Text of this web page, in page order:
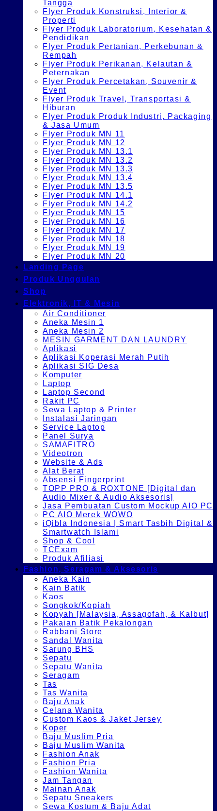
Tangga
Flyer Produk Konstruksi, Interior &
Properti
Flyer Produk Laboratorium, Kesehatan &
Pendidikan
Flyer Produk Pertanian, Perkebunan &
Rempah
Flyer Produk Perikanan, Kelautan &
Peternakan
Flyer Produk Percetakan, Souvenir &
Event
Flyer Produk Travel, Transportasi &
Hiburan
Flyer Produk Produk Industri, Packaging
& Jasa Umum
Flyer Produk MN 11
Flyer Produk MN 12
Flyer Produk MN 13.1
Flyer Produk MN 13.2
Flyer Produk MN 13.3
Flyer Produk MN 13.4
Flyer Produk MN 13.5
Flyer Produk MN 14.1
Flyer Produk MN 14.2
Flyer Produk MN 15
Flyer Produk MN 16
Flyer Produk MN 17
Flyer Produk MN 18
Flyer Produk MN 19
Flyer Produk MN 20
Landing Page
Produk Unggulan
Shop
Elektronik, IT & Mesin
Air Conditioner
Aneka Mesin 1
Aneka Mesin 2
MESIN GARMENT DAN LAUNDRY
Aplikasi
Aplikasi Koperasi Merah Putih
Aplikasi SIG Desa
Komputer
Laptop
Laptop Second
Rakit PC
Sewa Laptop & Printer
Instalasi Jaringan
Service Laptop
Panel Surya
SAMAFITRO
Videotron
Website & Ads
Alat Berat
Absensi Fingerprint
TOPP PRO & ROXTONE [Digital dan
Audio Mixer & Audio Aksesoris]
Jasa Pembuatan Custom Mockup AIO PC
PC AIO Merek WOWO
iQibla Indonesia | Smart Tasbih Digital &
Smartwatch Islami
Shop & Cool
TCExam
Produk Afiliasi
Fashion, Seragam & Aksesoris
Aneka Kain
Kain Batik
Kaos
Songkok/Kopiah
Kopyah [Malaysia, Assagofah, & Kalbut]
Pakaian Batik Pekalongan
Rabbani Store
Sandal Wanita
Sarung BHS
Sepatu
Sepatu Wanita
Seragam
Tas
Tas Wanita
Baju Anak
Celana Wanita
Custom Kaos & Jaket Jersey
Koper
Baju Muslim Pria
Baju Muslim Wanita
Fashion Anak
Fashion Pria
Fashion Wanita
Jam Tangan
Mainan Anak
Sepatu Sneakers
Sewa Kostum & Baju Adat